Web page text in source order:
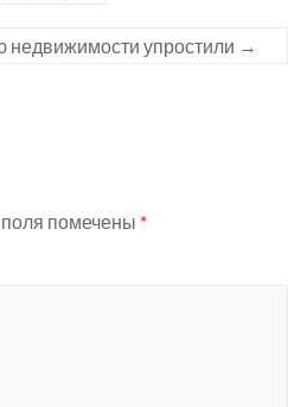
недвижимости упростили →
помечены *